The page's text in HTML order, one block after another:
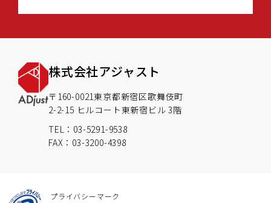
株式会社アジャスト
〒160-0021東京都新宿区歌舞伎町
2-2-15 ヒルコート東新宿ビル 3階
TEL：03-5291-9538
FAX：03-3200-4398
プライバシーマーク